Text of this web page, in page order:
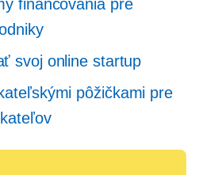
financovania pre
svoj online startup
pôžičkami pre